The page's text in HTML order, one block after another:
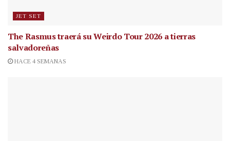
JET SET
The Rasmus traerá su Weirdo Tour 2026 a tierras
salvadoreñas
HACE 4 SEMANAS